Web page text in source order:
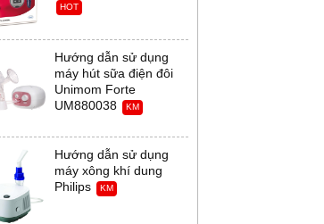
HOT
Hướng dẫn sử dụng
máy hút sữa điện đôi
Unimom Forte
UM880038
KM
Hướng dẫn sử dụng
máy xông khí dung
Philips
KM